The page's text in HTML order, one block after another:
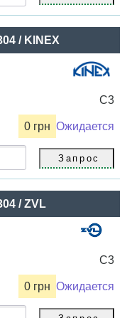
/ KINEX
C3
0 грн Ожидается
/ ZVL
C3
0 грн Ожидается